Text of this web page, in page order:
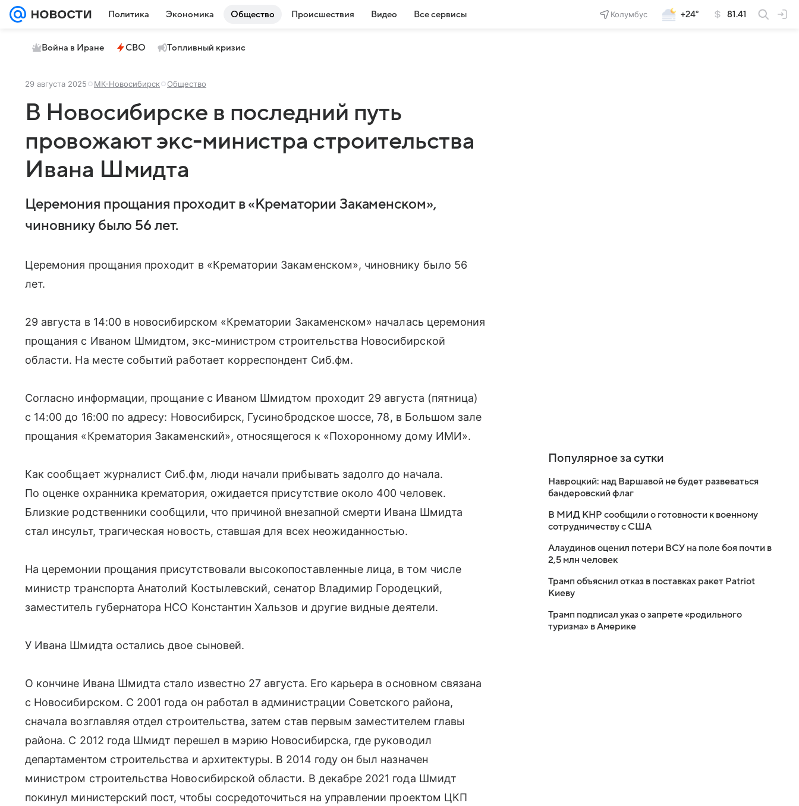
Политика Экономика Общество Происшествия Видео Все сервисы Колумбус +24° 81.41
Война в Иране СВО Топливный кризис
29 августа 2025 МК-Новосибирск Общество
В Новосибирске в последний путь
провожают экс-министра строительства
Ивана Шмидта
Церемония прощания проходит в «Крематории Закаменском»,
чиновнику было 56 лет.
Церемония прощания проходит в «Крематории Закаменском», чиновнику было 56
лет.
29 августа в 14:00 в новосибирском «Крематории Закаменском» началась церемония
прощания с Иваном Шмидтом, экс-министром строительства Новосибирской
области. На месте событий работает корреспондент Сиб.фм.
Согласно информации, прощание с Иваном Шмидтом проходит 29 августа (пятница)
с 14:00 до 16:00 по адресу: Новосибирск, Гусинобродское шоссе, 78, в Большом зале
прощания «Крематория Закаменский», относящегося к «Похоронному дому ИМИ».
Как сообщает журналист Сиб.фм, люди начали прибывать задолго до начала.
По оценке охранника крематория, ожидается присутствие около 400 человек.
Близкие родственники сообщили, что причиной внезапной смерти Ивана Шмидта
стал инсульт, трагическая новость, ставшая для всех неожиданностью.
На церемонии прощания присутствовали высокопоставленные лица, в том числе
министр транспорта Анатолий Костылевский, сенатор Владимир Городецкий,
заместитель губернатора НСО Константин Хальзов и другие видные деятели.
У Ивана Шмидта остались двое сыновей.
О кончине Ивана Шмидта стало известно 27 августа. Его карьера в основном связана
с Новосибирском. С 2001 года он работал в администрации Советского района,
сначала возглавляя отдел строительства, затем став первым заместителем главы
района. С 2012 года Шмидт перешел в мэрию Новосибирска, где руководил
департаментом строительства и архитектуры. В 2014 году он был назначен
министром строительства Новосибирской области. В декабре 2021 года Шмидт
покинул министерский пост, чтобы сосредоточиться на управлении проектом ЦКП
Популярное за сутки
Навроцкий: над Варшавой не будет развеваться
бандеровский флаг
В МИД КНР сообщили о готовности к военному
сотрудничеству с США
Алаудинов оценил потери ВСУ на поле боя почти в
2,5 млн человек
Трамп объяснил отказ в поставках ракет Patriot
Киеву
Трамп подписал указ о запрете «родильного
туризма» в Америке